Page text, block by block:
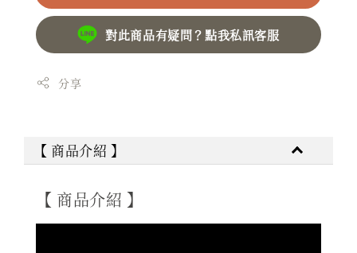
對此商品有疑問？點我私訊客服
分享
【 商品介紹 】
【 商品介紹 】